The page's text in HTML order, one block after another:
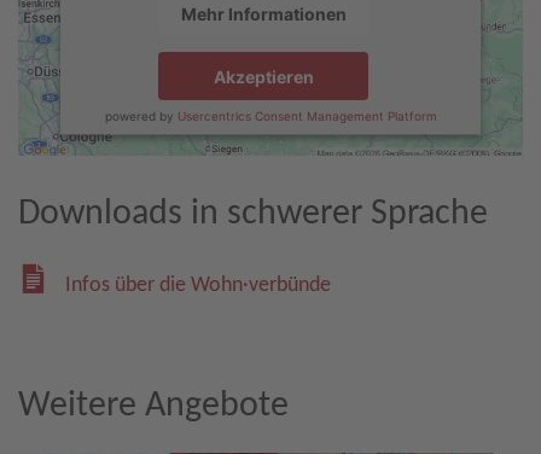
Mehr Informationen
Akzeptieren
powered by Usercentrics Consent Management Platform
Downloads in schwerer Sprache
Infos über die Wohn·verbünde
Weitere Angebote